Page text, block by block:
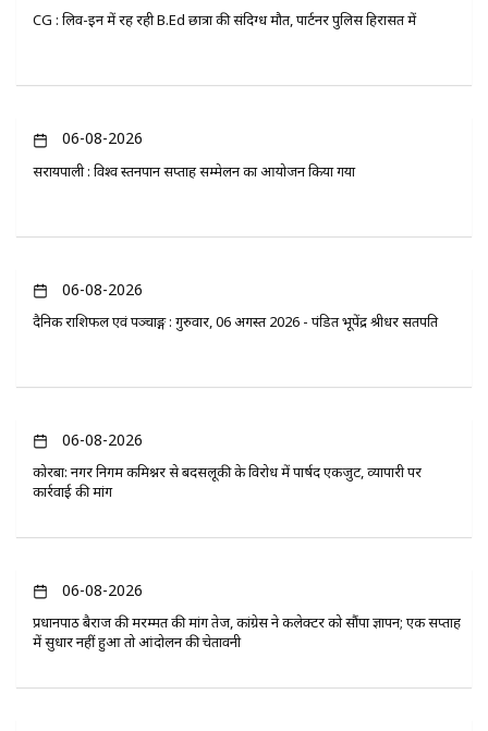
CG : लिव-इन में रह रही B.Ed छात्रा की संदिग्ध मौत, पार्टनर पुलिस हिरासत में
06-08-2026
सरायपाली : विश्व स्तनपान सप्ताह सम्मेलन का आयोजन किया गया
06-08-2026
दैनिक राशिफल एवं पञ्चाङ्ग : गुरुवार, 06 अगस्त 2026 - पंडित भूपेंद्र श्रीधर सतपति
06-08-2026
कोरबा: नगर निगम कमिश्नर से बदसलूकी के विरोध में पार्षद एकजुट, व्यापारी पर
कार्रवाई की मांग
06-08-2026
प्रधानपाठ बैराज की मरम्मत की मांग तेज, कांग्रेस ने कलेक्टर को सौंपा ज्ञापन; एक सप्ताह
में सुधार नहीं हुआ तो आंदोलन की चेतावनी